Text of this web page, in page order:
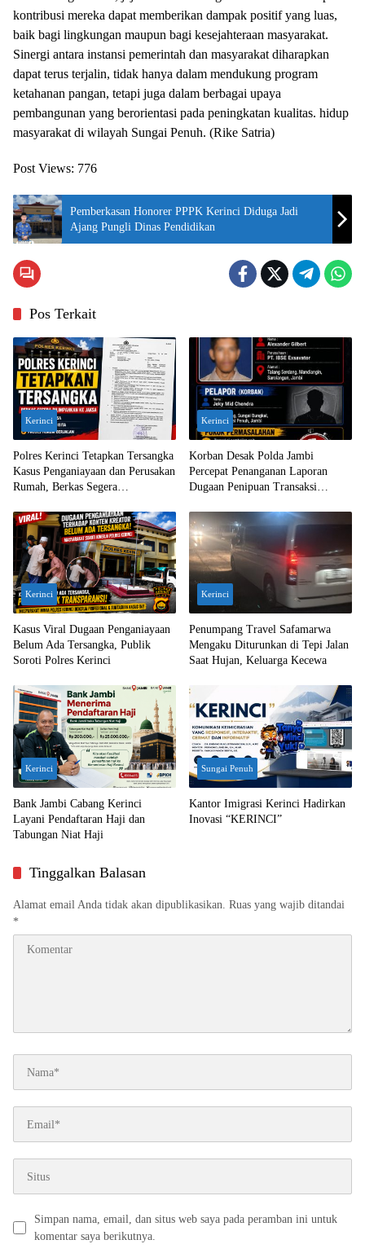
kontribusi mereka dapat memberikan dampak positif yang luas,
baik bagi lingkungan maupun bagi kesejahteraan masyarakat.
Sinergi antara instansi pemerintah dan masyarakat diharapkan
dapat terus terjalin, tidak hanya dalam mendukung program
ketahanan pangan, tetapi juga dalam berbagai upaya
pembangunan yang berorientasi pada peningkatan kualitas. hidup
masyarakat di wilayah Sungai Penuh. (Rike Satria)
Post Views: 776
Pemberkasan Honorer PPPK Kerinci Diduga Jadi
Ajang Pungli Dinas Pendidikan
Pos Terkait
Kerinci
Polres Kerinci Tetapkan Tersangka
Kasus Penganiayaan dan Perusakan
Rumah, Berkas Segera
Kerinci
Korban Desak Polda Jambi
Percepat Penanganan Laporan
Dugaan Penipuan Transaksi
Kerinci
Kasus Viral Dugaan Penganiayaan
Belum Ada Tersangka, Publik
Soroti Polres Kerinci
Kerinci
Penumpang Travel Safamarwa
Mengaku Diturunkan di Tepi Jalan
Saat Hujan, Keluarga Kecewa
Kerinci
Bank Jambi Cabang Kerinci
Layani Pendaftaran Haji dan
Tabungan Niat Haji
Sungai Penuh
Kantor Imigrasi Kerinci Hadirkan
Inovasi “KERINCI”
Tinggalkan Balasan
Alamat email Anda tidak akan dipublikasikan. Ruas yang wajib ditandai
*
Simpan nama, email, dan situs web saya pada peramban ini untuk
komentar saya berikutnya.